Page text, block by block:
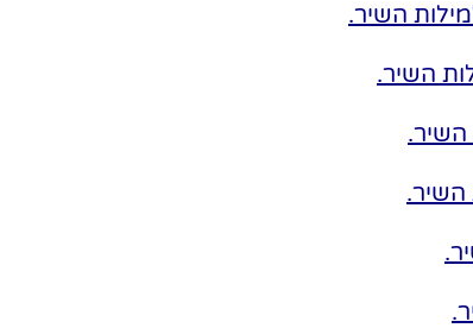
השיר.
השיר.
השיר.
השיר.
.